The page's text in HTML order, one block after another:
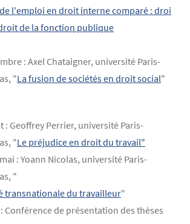
l'emploi en droit interne comparé : droi
de la fonction publique
: Axel Chataigner, université Paris-
"La fusion de sociétés en droit social"
: Geoffrey Perrier, université Paris-
"Le préjudice en droit du travail"
: Yoann Nicolas, université Paris-
"
transnationale du travailleur"
Conférence de présentation des thèses